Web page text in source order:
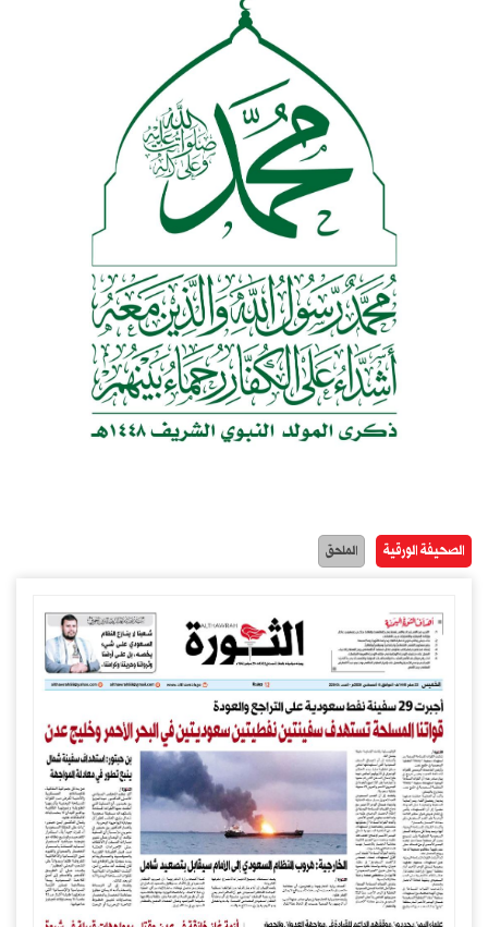
الصحيفة الورقية الملحق